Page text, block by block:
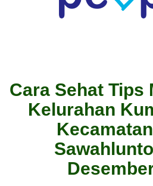
Cara Sehat Tips
Kelurahan